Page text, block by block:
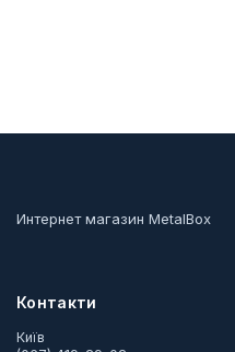
Интернет магазин MetalBox
Контакти
Київ